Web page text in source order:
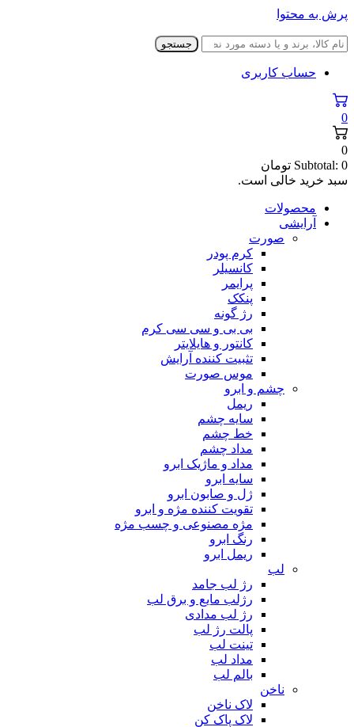
پرش به محتوا
جستجو
حساب کاربری
0
0
Subtotal: 0
تومان
سبد خرید خالی است.
محصولات
آرایشی
صورت
کرم پودر
کانسیلر
پرایمر
پنکک
رژ گونه
بی بی و سی سی کرم
کانتور و هایلایتر
تثبیت کننده آرایش
موس صورت
چشم و ابرو
ریمل
سایه چشم
خط چشم
مداد چشم
مداد و ماژیک ابرو
سایه ابرو
ژل و صابون ابرو
تقویت کننده مژه و ابرو
مژه مصنوعی و چسب مژه
رنگ ابرو
ریمل ابرو
لب
رژ لب جامد
رژلب مایع و برق لب
رژ لب مدادی
پالت رژ لب
تینت لب
مداد لب
بالم لب
ناخن
لاک ناخن
لاک پاک کن